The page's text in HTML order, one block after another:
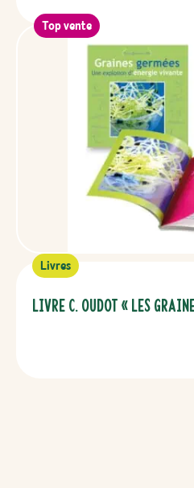
Top vente
Livres
Livre C. Oudot « Les